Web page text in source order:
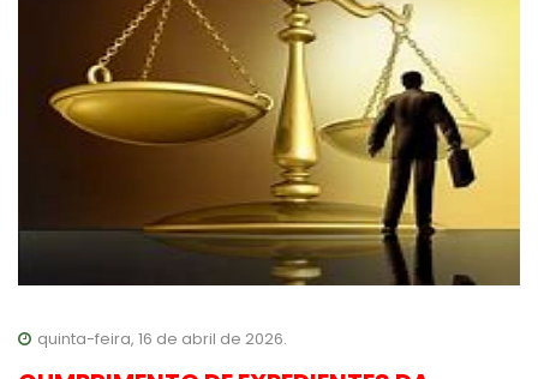
quinta-feira, 16 de abril de 2026.